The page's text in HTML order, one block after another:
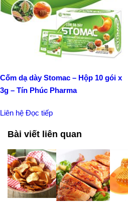
Cốm dạ dày Stomac – Hộp 10 gói x
3g – Tín Phúc Pharma
Liên hệ Đọc tiếp
Bài viết liên quan